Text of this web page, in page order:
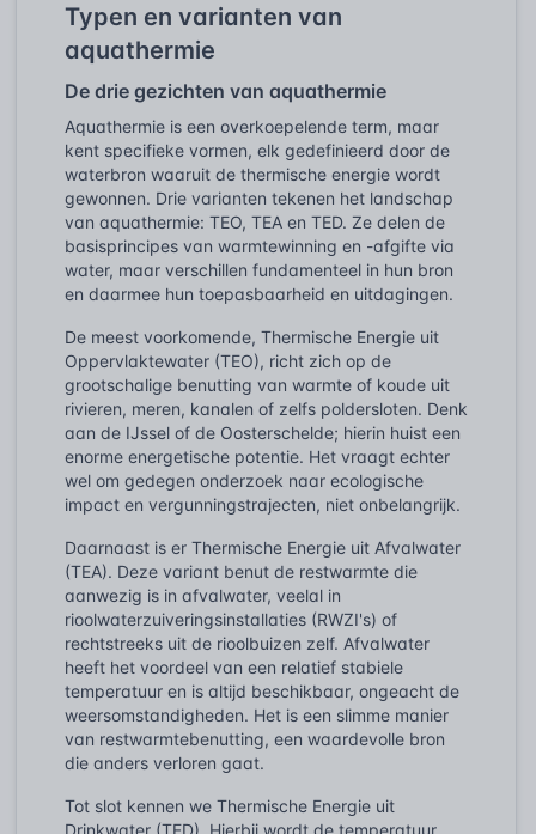
Typen en varianten van
aquathermie
De drie gezichten van aquathermie
Aquathermie is een overkoepelende term, maar
kent specifieke vormen, elk gedefinieerd door de
waterbron waaruit de thermische energie wordt
gewonnen. Drie varianten tekenen het landschap
van aquathermie: TEO, TEA en TED. Ze delen de
basisprincipes van warmtewinning en -afgifte via
water, maar verschillen fundamenteel in hun bron
en daarmee hun toepasbaarheid en uitdagingen.
De meest voorkomende, Thermische Energie uit
Oppervlaktewater (TEO), richt zich op de
grootschalige benutting van warmte of koude uit
rivieren, meren, kanalen of zelfs poldersloten. Denk
aan de IJssel of de Oosterschelde; hierin huist een
enorme energetische potentie. Het vraagt echter
wel om gedegen onderzoek naar ecologische
impact en vergunningstrajecten, niet onbelangrijk.
Daarnaast is er Thermische Energie uit Afvalwater
(TEA). Deze variant benut de restwarmte die
aanwezig is in afvalwater, veelal in
rioolwaterzuiveringsinstallaties (RWZI's) of
rechtstreeks uit de rioolbuizen zelf. Afvalwater
heeft het voordeel van een relatief stabiele
temperatuur en is altijd beschikbaar, ongeacht de
weersomstandigheden. Het is een slimme manier
van restwarmtebenutting, een waardevolle bron
die anders verloren gaat.
Tot slot kennen we Thermische Energie uit
Drinkwater (TED). Hierbij wordt de temperatuur